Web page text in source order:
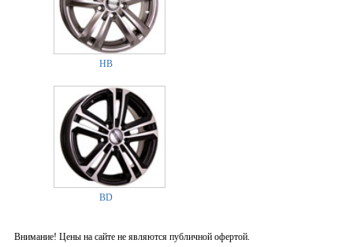
HB
BD
Внимание! Цены на сайте не являются публичной офертой.